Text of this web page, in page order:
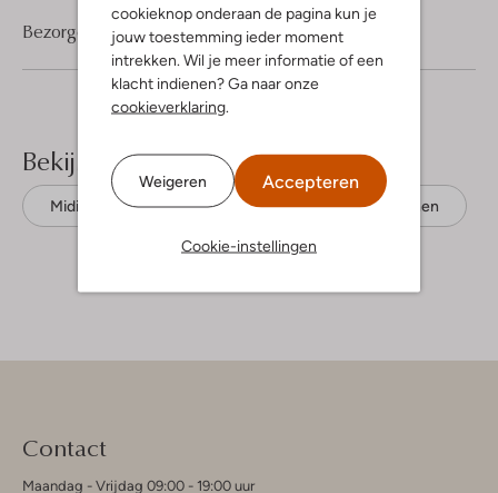
cookieknop onderaan de pagina kun je
jouw toestemming ieder moment
intrekken. Wil je meer informatie of een
klacht indienen? Ga naar onze
cookieverklaring.
Weigeren Accepteren
Cookie-instellingen
Bezorgen & retourneren
Bekijk meer
Midi jurken Msch Copenhagen Linnen
Contact
Maandag - Vrijdag 09:00 - 19:00 uur